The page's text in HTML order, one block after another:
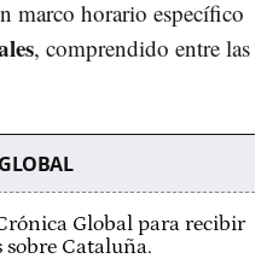
marco horario específico
, comprendido entre las
Global para recibir
Cataluña.